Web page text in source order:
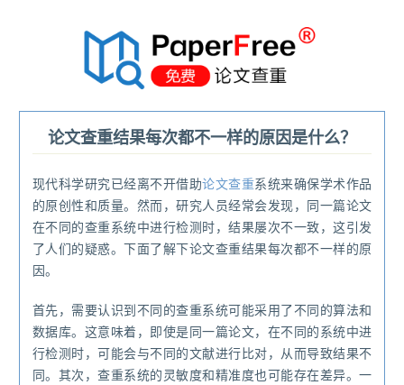
论文查重结果每次都不一样的原因是什么？
现代科学研究已经离不开借助论文查重系统来确保学术作品
的原创性和质量。然而，研究人员经常会发现，同一篇论文
在不同的查重系统中进行检测时，结果屡次不一致，这引发
了人们的疑惑。下面了解下论文查重结果每次都不一样的原
因。
首先，需要认识到不同的查重系统可能采用了不同的算法和
数据库。这意味着，即使是同一篇论文，在不同的系统中进
行检测时，可能会与不同的文献进行比对，从而导致结果不
同。其次，查重系统的灵敏度和精准度也可能存在差异。一